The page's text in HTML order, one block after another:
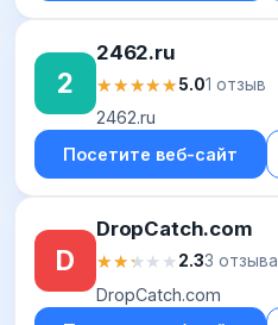
2
2462.ru
★★★★★
★★★★★5.01 отзыв
2462.ru
Посетите веб-сайт
D
DropCatch.com
★★★★★
★★★★★2.33 отзыва
DropCatch.com